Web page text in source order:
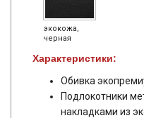
экокожа,
черная
Характеристики:
Обивка
Подлокотники
накладками из